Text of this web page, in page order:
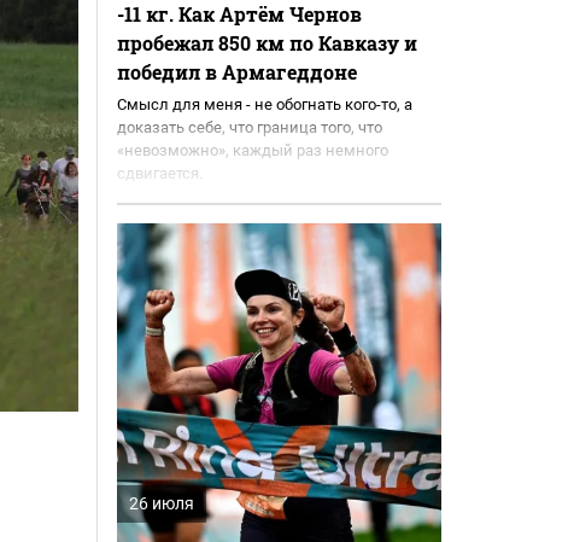
-11 кг. Как Артём Чернов
пробежал 850 км по Кавказу и
победил в Армагеддоне
Смысл для меня - не обогнать кого-то, а
доказать себе, что граница того, что
«невозможно», каждый раз немного
сдвигается.
26 июля